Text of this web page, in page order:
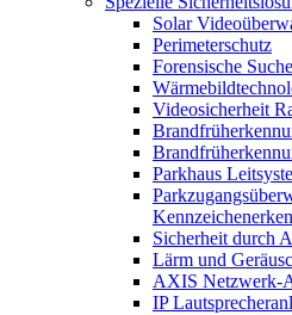
Solar
Perimeterschutz
Forensische Suche
Videosicherheit
Parkhaus
Sicherheit durch
Lärm und
AXIS Netzwerk-
IP